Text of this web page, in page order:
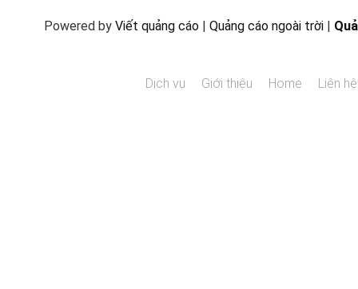
Powered by Viết quảng cáo | Quảng cáo ngoài trời |
Dịch vụ Giới thiệu Home Liên hệ